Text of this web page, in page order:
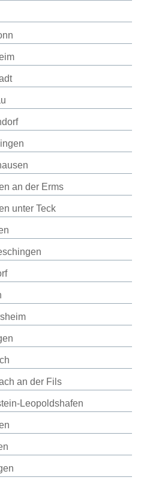
an der Erms
unter Teck
an der Fils
Leopoldshafen